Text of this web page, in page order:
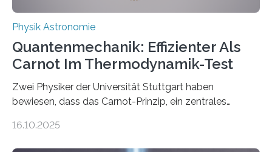
Physik Astronomie
Quantenmechanik: Effizienter Als
Carnot Im Thermodynamik-Test
Zwei Physiker der Universität Stuttgart haben
bewiesen, dass das Carnot-Prinzip, ein zentrales
Größenordnung von Atomen gilt, deren physikalische
16.10.2025